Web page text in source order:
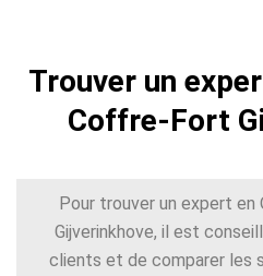
Trouver un
Coffre-Fort
Pour trouver un expert
Gijverinkhove, il est
clients et de comparer les